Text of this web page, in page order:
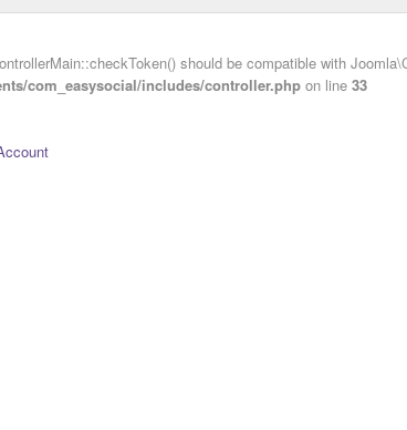
should be compatible with
com_easysocial/includes/controller.php on line 33